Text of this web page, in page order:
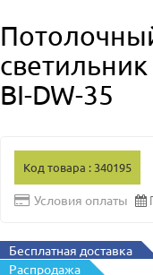
BI-DW-35
Код товара : 340195
Условия оплаты
Бесплатная доставка
Распродажа